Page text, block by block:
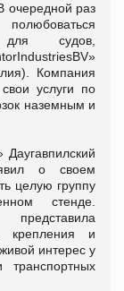
очередной раз
судов,
Компания
услуги по
наземным и
о своем
целую группу
стенде.
крепления и
интерес у
транспортных